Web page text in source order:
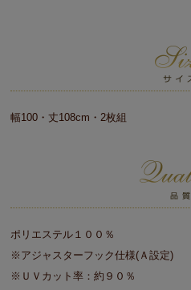
幅100・丈108cm・2枚組
ポリエステル１００％
※アジャスターフック仕様(Ａ設定)
※ＵＶカット率：約９０％